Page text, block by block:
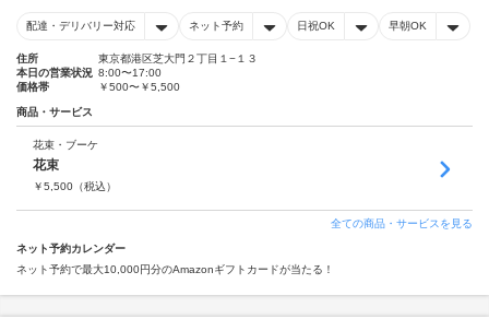
配達・デリバリー対応 ネット予約 日祝OK 早朝OK
住所
東京都港区芝大門２丁目１−１３
本日の営業状況 8:00〜17:00
価格帯
￥500〜￥5,500
商品・サービス
花束・ブーケ
花束
￥5,500 （税込）
全ての商品・サービスを見る
ネット予約カレンダー
ネット予約で最大10,000円分のAmazonギフトカードが当たる！